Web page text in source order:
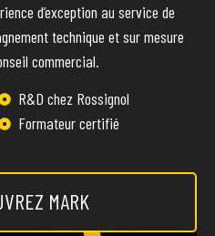
d’exception au service de
technique et sur mesure
commercial.
R&D chez Rossignol
Formateur certifié
MARK